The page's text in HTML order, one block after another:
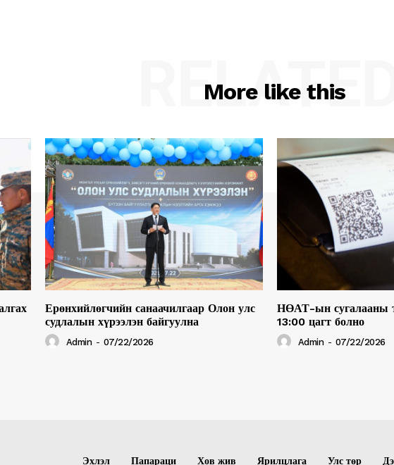
More like this
RELATED
Ерөнхийлөгчийн санаачилгаар Олон улс
судлалын хүрээлэн байгуулна
Admin - 07/22/2026
НӨАТ-ын сугалааны
13:00 цагт болно
Admin - 07/22/2026
Эхлэл Папараци Хов жив Ярилцлага Улс төр